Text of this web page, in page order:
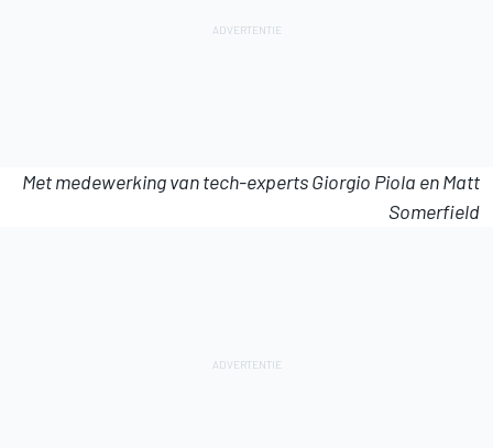
Met medewerking van tech-experts Giorgio Piola en Matt
Somerfield